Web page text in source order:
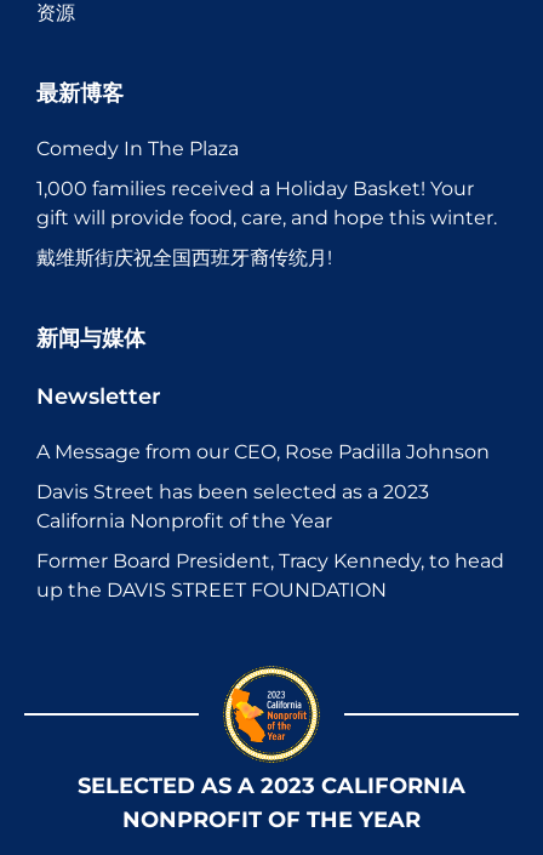
资源
最新博客
Comedy In The Plaza
1,000 families received a Holiday Basket! Your
gift will provide food, care, and hope this winter.
戴维斯街庆祝全国西班牙裔传统月!
新闻与媒体
Newsletter
A Message from our CEO, Rose Padilla Johnson
Davis Street has been selected as a 2023
California Nonprofit of the Year
Former Board President, Tracy Kennedy, to head
up the DAVIS STREET FOUNDATION
SELECTED AS A 2023 CALIFORNIA
NONPROFIT OF THE YEAR